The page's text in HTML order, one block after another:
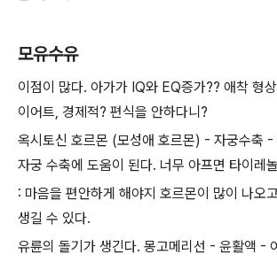
모유수유
이점이 많다. 아가가 IQ와 EQ증가?? 애착 형
이어트, 경제적? 편식을 안하다니?
옥시토신 호르몬 (모성애 호르몬) - 자궁수축 -
자궁 수축에 도움이 된다. 너무 아프면 타이레
: 마음을 편안하게 해야지 호르몬이 많이 나오
생길 수 있다.
유륜의 돌기가 생긴다. 몽고메리선 - 윤활액 -